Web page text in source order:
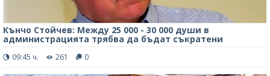
Кънчо Стойчев: Между 25 000 - 30 000 души в
администрацията трябва да бъдат съкратени
09:45 ч. 261 0